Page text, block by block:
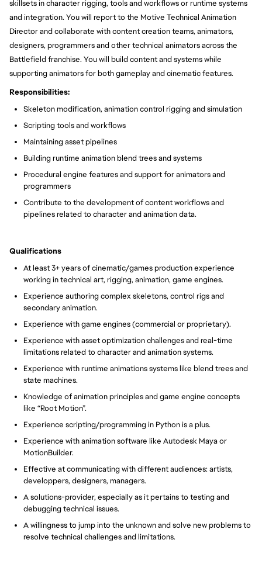
skillsets in character rigging, tools and workflows or runtime systems
and integration. You will report to the Motive Technical Animation
Director and collaborate with content creation teams, animators,
designers, programmers and other technical animators across the
Battlefield franchise. You will build content and systems while
supporting animators for both gameplay and cinematic features.
Responsibilities:
Skeleton modification, animation control rigging and simulation
Scripting tools and workflows
Maintaining asset pipelines
Building runtime animation blend trees and systems
Procedural engine features and support for animators and
programmers
Contribute to the development of content workflows and
pipelines related to character and animation data.
Qualifications
At least 3+ years of cinematic/games production experience
working in technical art, rigging, animation, game engines.
Experience authoring complex skeletons, control rigs and
secondary animation.
Experience with game engines (commercial or proprietary).
Experience with asset optimization challenges and real-time
limitations related to character and animation systems.
Experience with runtime animations systems like blend trees and
state machines.
Knowledge of animation principles and game engine concepts
like “Root Motion”.
Experience scripting/programming in Python is a plus.
Experience with animation software like Autodesk Maya or
MotionBuilder.
Effective at communicating with different audiences: artists,
developpers, designers, managers.
A solutions-provider, especially as it pertains to testing and
debugging technical issues.
A willingness to jump into the unknown and solve new problems to
resolve technical challenges and limitations.